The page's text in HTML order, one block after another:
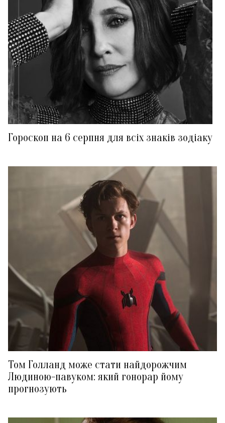
Гороскоп на 6 серпня для всіх знаків зодіаку
Том Голланд може стати найдорожчим
Людиною-павуком: який гонорар йому
прогнозують